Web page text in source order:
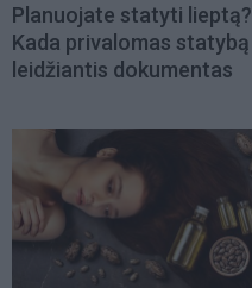
Planuojate statyti lieptą?
Kada privalomas statybą
leidžiantis dokumentas